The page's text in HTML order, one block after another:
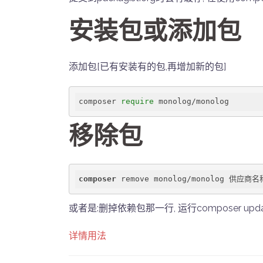
安装包或添加包
添加包[已有安装有的包,再增加新的包]
composer require
移除包
composer
或者是:删掉依赖包那一行, 运行composer
详情用法